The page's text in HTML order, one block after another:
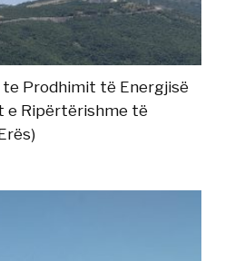
Prodhimit të Energjisë
e Ripërtërishme të